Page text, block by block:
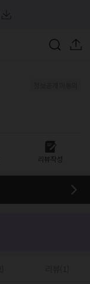
리뷰작성